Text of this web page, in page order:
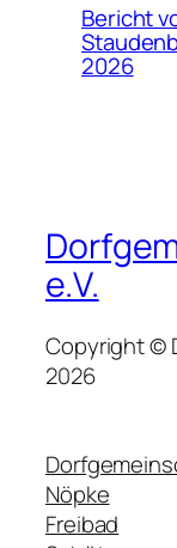
Bericht
2026
e.V.
Copyright ©
2026
Nöpke
Freibad